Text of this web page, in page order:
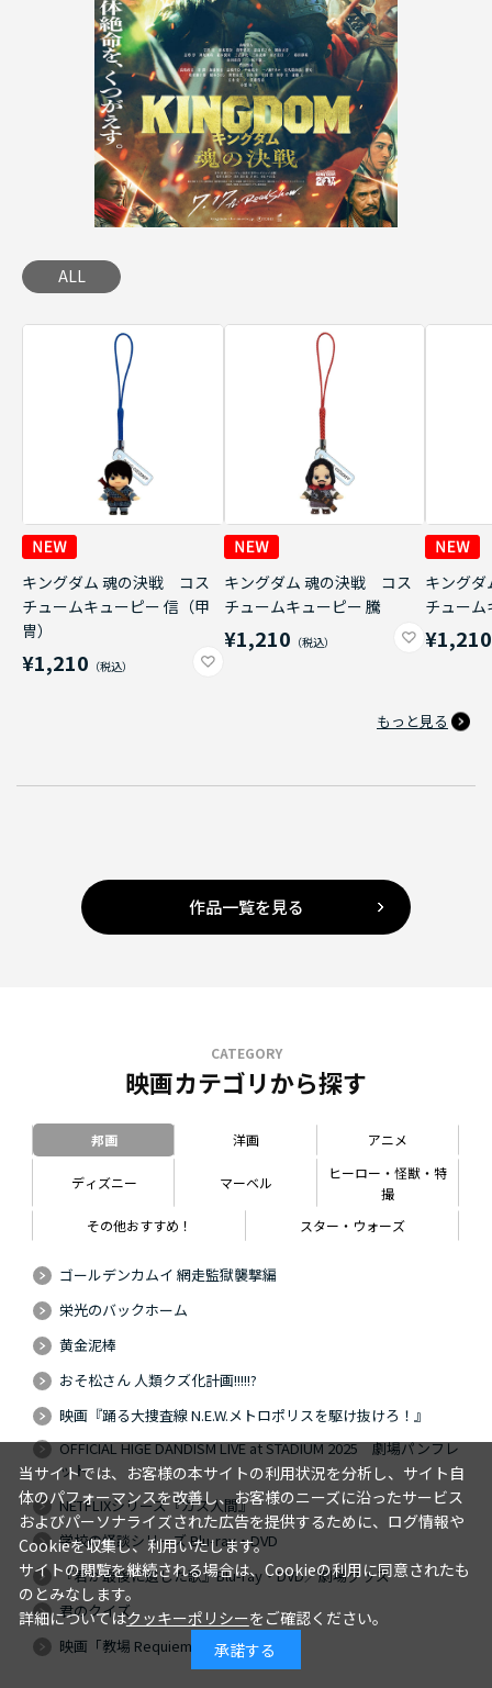
ALL
キングダム 魂の決戦 コス
チュームキューピー 信（甲
冑）
¥1,210
キングダム 魂の決戦 コス
チュームキューピー 騰
¥1,210
キング
チューム
¥1,210
もっと見る
作品一覧を見る
CATEGORY
映画カテゴリから探す
邦画 洋画 アニメ
ディズニー マーベル
ヒーロー・怪獣・特
撮
その他おすすめ！
スター・ウォーズ
ゴールデンカムイ 網走監獄襲撃編
栄光のバックホーム
黄金泥棒
おそ松さん 人類クズ化計画!!!!!?
映画『踊る大捜査線 N.E.W.メトロポリスを駆け抜けろ！』
OFFICIAL HIGE DANDISM LIVE at STADIUM 2025 劇場パンフレ
ット
NETFLIXシリーズ『ガス人間』
学校の怪談シリーズ Blu-ray・DVD
『君が最後に遺した歌』Blu-ray・DVD／劇場グッズ
君のクイズ
映画「教場 Requiem」
当サイトでは、お客様の本サイトの利用状況を分析し、サイト自
体のパフォーマンスを改善し、お客様のニーズに沿ったサービス
およびパーソナライズされた広告を提供するために、ログ情報や
Cookieを収集し、利用いたします。
サイトの閲覧を継続される場合は、Cookieの利用に同意されたも
のとみなします。
詳細についてはクッキーポリシーをご確認ください。
承諾する